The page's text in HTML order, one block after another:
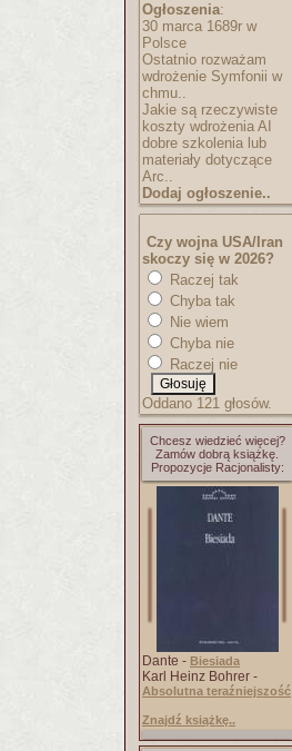
Ogłoszenia:
30 marca 1689r w
Polsce
Ostatnio rozważam
wdrożenie Symfonii w
chmu..
Jakie są rzeczywiste
koszty wdrożenia AI
dobre szkolenia lub
materiały dotyczące
Arc..
Dodaj ogłoszenie..
Czy wojna USA/Iran
skoczy się w 2026?
Raczej tak
Chyba tak
Nie wiem
Chyba nie
Raczej nie
Oddano 121 głosów.
Chcesz wiedzieć więcej?
Zamów dobrą książkę.
Propozycje Racjonalisty:
Dante - Biesiada
Karl Heinz Bohrer -
Absolutna teraźniejszość
Znajdź książkę..